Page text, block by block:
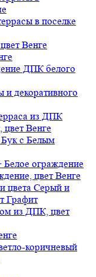
в поселке
Венге
ДПК белого
декоративного
из ДПК
цвет Венге
Бук с Белым
Белое ограждение
цвет Венге
цвета Серый и
Графит
из ДПК, цвет
коричневый